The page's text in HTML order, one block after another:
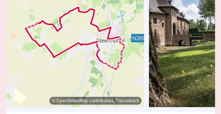
© OpenStreetMap contributors, Tracestrack